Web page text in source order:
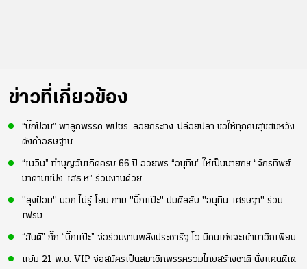
ข่าวที่เกี่ยวข้อง
“บิ๊กป้อม” พาลูกพรรค พปชร. ลอยกระทง-ปล่อยปลา ขอให้ทุกคนสุขสมหวัง
ดังคำอธิษฐาน
“เนวิน” ทำบุญวันเกิดครบ 66 ปี อวยพร “อนุทิน” ให้เป็นนายกฯ “จักรทิพย์-
มาดามแป้ง-เสธ.หิ” ร่วมงานด้วย
"ลุงป้อม" บอก ไม่รู้ โยน ถาม "บิ๊กแป๊ะ" ปมดีลลับ "อนุทิน-เศรษฐา" ร่วม
เฟรม
“สันติ” กั๊ก “บิ๊กแป๊ะ” จ่อร่วมงานพลังประชารัฐ โว มีคนเก่งจะเข้ามาอีกเพียบ
แย้ม 21 พ.ย. VIP จ่อสมัครเป็นสมาชิกพรรครวมไทยสร้างชาติ นั่งแคนดิเด